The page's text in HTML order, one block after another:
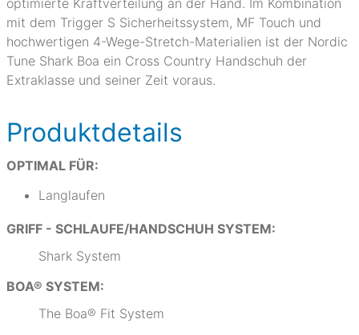
optimierte Kraftverteilung an der Hand. Im Kombination
mit dem Trigger S Sicherheitssystem, MF Touch und
hochwertigen 4-Wege-Stretch-Materialien ist der Nordic
Tune Shark Boa ein Cross Country Handschuh der
Extraklasse und seiner Zeit voraus.
Produktdetails
OPTIMAL FÜR:
Langlaufen
GRIFF - SCHLAUFE/HANDSCHUH SYSTEM:
Shark System
BOA® SYSTEM:
The Boa® Fit System